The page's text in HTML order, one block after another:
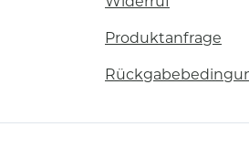
Produktanfrage